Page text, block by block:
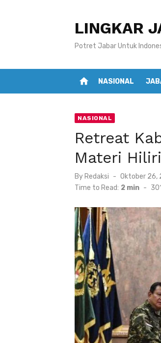
LINGKAR
Potret Jabar Untuk
home NASIONAL
NASIONAL
Retreat
Materi
By Redaksi
Posted
on
Oktober 26,
Time to Read: 2 min - 301